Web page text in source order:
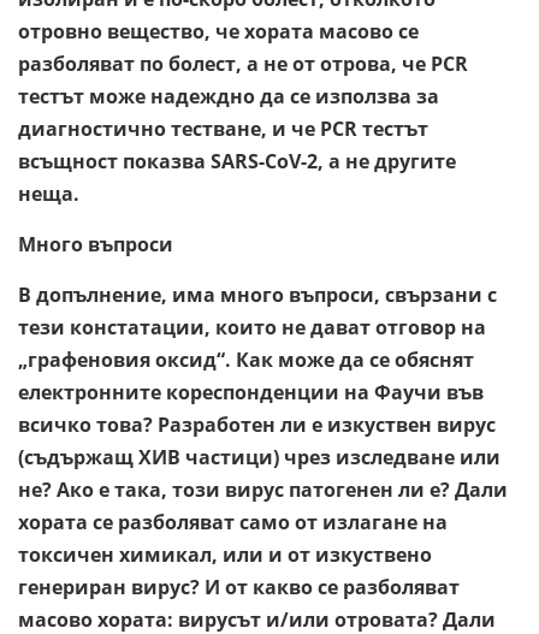
отровно вещество, че хората масово се
разболяват по болест, а не от отрова, че PCR
тестът може надеждно да се използва за
диагностично тестване, и че PCR тестът
всъщност показва SARS-CoV-2, а не другите
неща.
Много въпроси
В допълнение, има много въпроси, свързани с
тези констатации, които не дават отговор на
„графеновия оксид“. Как може да се обяснят
електронните кореспонденции на Фаучи във
всичко това? Разработен ли е изкуствен вирус
(съдържащ ХИВ частици) чрез изследване или
не? Ако е така, този вирус патогенен ли е? Дали
хората се разболяват само от излагане на
токсичен химикал, или и от изкуствено
генериран вирус? И от какво се разболяват
масово хората: вирусът и/или отровата? Дали